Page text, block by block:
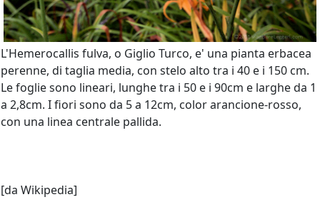
L'Hemerocallis fulva, o Giglio Turco, e' una pianta erbacea
perenne, di taglia media, con stelo alto tra i 40 e i 150 cm.
Le foglie sono lineari, lunghe tra i 50 e i 90cm e larghe da 1
a 2,8cm. I fiori sono da 5 a 12cm, color arancione-rosso,
con una linea centrale pallida.
[da Wikipedia]